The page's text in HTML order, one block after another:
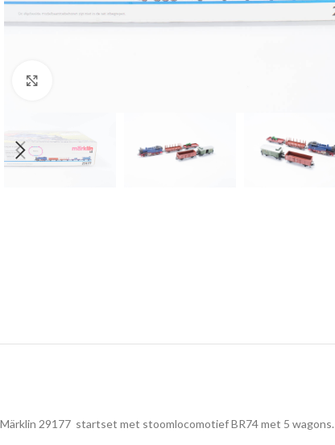
Märklin 29177 startset met stoomlocomotief BR74 met 5 wagons.